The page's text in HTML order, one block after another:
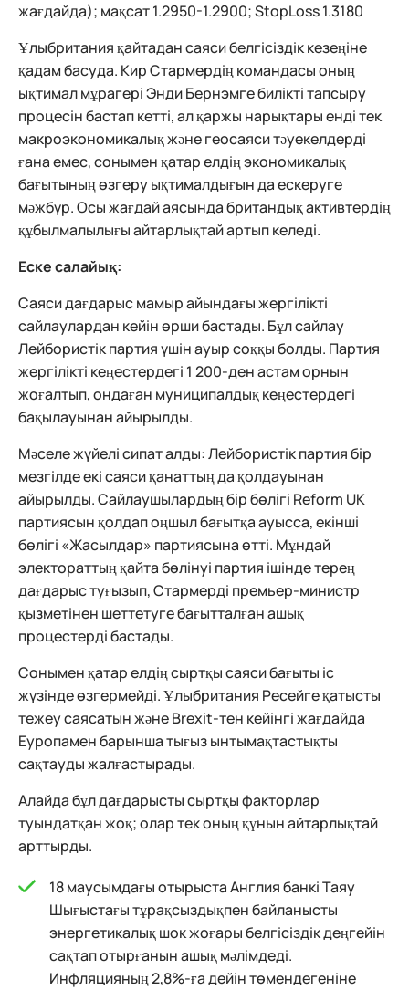
жағдайда); мақсат 1.2950-1.2900; StopLoss 1.3180
Ұлыбритания қайтадан саяси белгісіздік кезеңіне
қадам басуда. Кир Стармердің командасы оның
ықтимал мұрагері Энди Бернэмге билікті тапсыру
процесін бастап кетті, ал қаржы нарықтары енді тек
макроэкономикалық және геосаяси тәуекелдерді
ғана емес, сонымен қатар елдің экономикалық
бағытының өзгеру ықтималдығын да ескеруге
мәжбүр. Осы жағдай аясында британдық активтердің
құбылмалылығы айтарлықтай артып келеді.
Еске салайық:
Саяси дағдарыс мамыр айындағы жергілікті
сайлаулардан кейін өрши бастады. Бұл сайлау
Лейбористік партия үшін ауыр соққы болды. Партия
жергілікті кеңестердегі 1 200-ден астам орнын
жоғалтып, ондаған муниципалдық кеңестердегі
бақылауынан айырылды.
Мәселе жүйелі сипат алды: Лейбористік партия бір
мезгілде екі саяси қанаттың да қолдауынан
айырылды. Сайлаушылардың бір бөлігі Reform UK
партиясын қолдап оңшыл бағытқа ауысса, екінші
бөлігі «Жасылдар» партиясына өтті. Мұндай
электораттың қайта бөлінуі партия ішінде терең
дағдарыс туғызып, Стармерді премьер-министр
қызметінен шеттетуге бағытталған ашық
процестерді бастады.
Сонымен қатар елдің сыртқы саяси бағыты іс
жүзінде өзгермейді. Ұлыбритания Ресейге қатысты
тежеу саясатын және Brexit-тен кейінгі жағдайда
Еуропамен барынша тығыз ынтымақтастықты
сақтауды жалғастырады.
Алайда бұл дағдарысты сыртқы факторлар
туындатқан жоқ; олар тек оның құнын айтарлықтай
арттырды.
18 маусымдағы отырыста Англия банкі Таяу
Шығыстағы тұрақсыздықпен байланысты
энергетикалық шок жоғары белгісіздік деңгейін
сақтап отырғанын ашық мәлімдеді.
Инфляцияның 2,8%-ға дейін төмендегеніне